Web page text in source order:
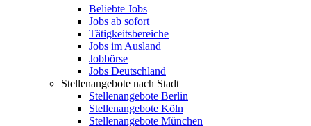
Beliebte Jobs
Jobs ab sofort
Tätigkeitsbereiche
Jobs im Ausland
Jobbörse
Jobs Deutschland
Stellenangebote nach Stadt
Stellenangebote Berlin
Stellenangebote Köln
Stellenangebote München